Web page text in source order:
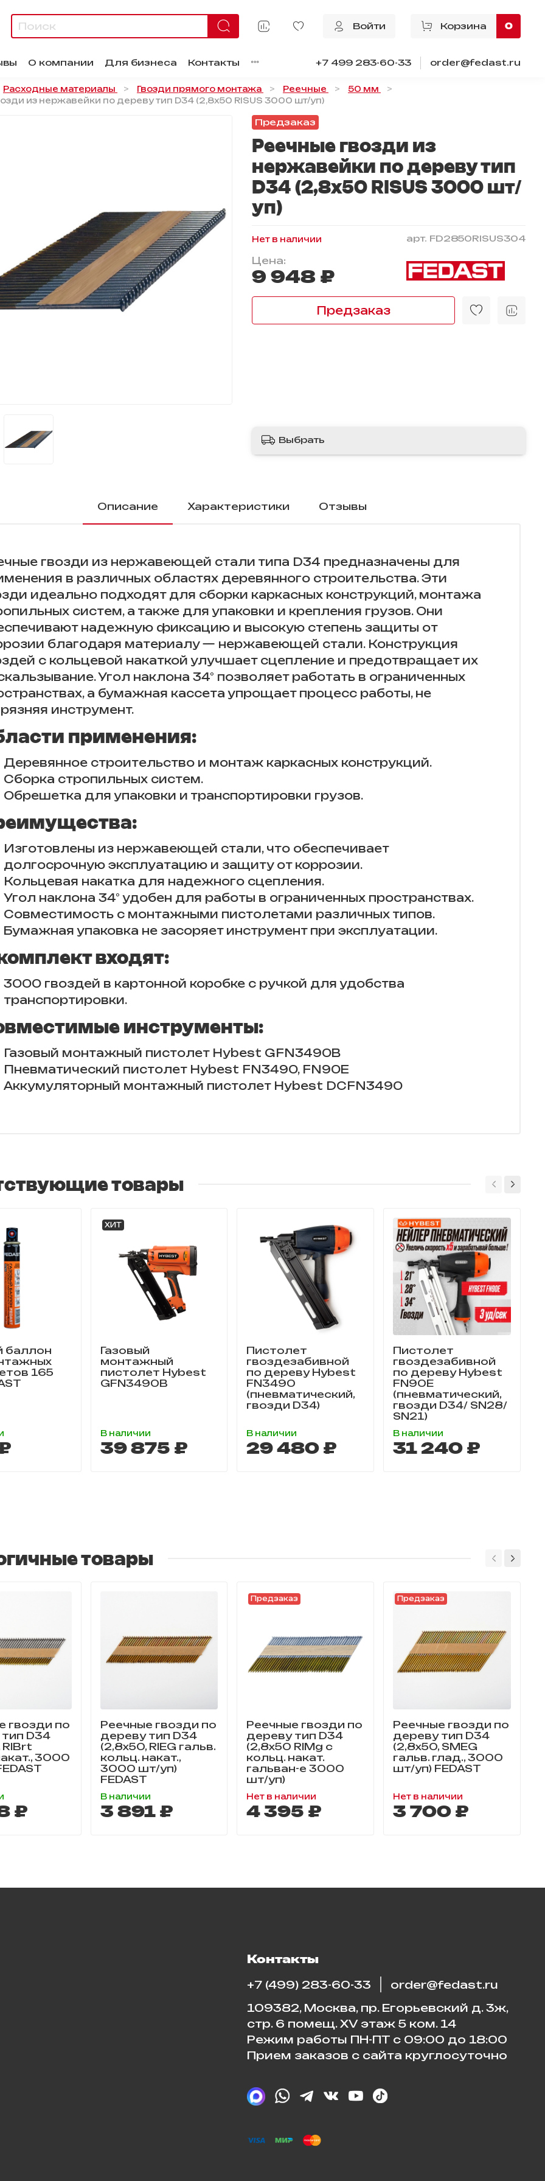
Войти Корзина 0
О компании Для бизнеса Контакты +7 499 283-60-33 order@fedast.ru
Расходные материалы Гвозди прямого монтажа Реечные
50 мм
из нержавейки по дереву тип D34 (2,8х50 RISUS 3000 шт/уп)
арт. FD2850RISUS304
Нет в наличии
Предзаказ
Реечные гвозди из
нержавейки по дереву тип
D34 (2,8х50 RISUS 3000 шт/
уп)
Цена:
9 948 ₽
Предзаказ
Выбрать
Описание Характеристики Отзывы
гвозди из нержавеющей стали типа D34 предназначены для
в различных областях деревянного строительства. Эти
идеально подходят для сборки каркасных конструкций, монтажа
систем, а также для упаковки и крепления грузов. Они
надежную фиксацию и высокую степень защиты от
благодаря материалу — нержавеющей стали. Конструкция
с кольцевой накаткой улучшает сцепление и предотвращает их
Угол наклона 34° позволяет работать в ограниченных
а бумажная кассета упрощает процесс работы, не
инструмент.
применения:
Деревянное строительство и монтаж каркасных конструкций.
Сборка стропильных систем.
Обрешетка для упаковки и транспортировки грузов.
Изготовлены из нержавеющей стали, что обеспечивает
долгосрочную эксплуатацию и защиту от коррозии.
Кольцевая накатка для надежного сцепления.
Угол наклона 34° удобен для работы в ограниченных пространствах.
Совместимость с монтажными пистолетами различных типов.
Бумажная упаковка не засоряет инструмент при эксплуатации.
входят:
3000 гвоздей в картонной коробке с ручкой для удобства
транспортировки.
инструменты:
Газовый монтажный пистолет Hybest GFN3490B
Пневматический пистолет Hybest FN3490, FN90E
Аккумуляторный монтажный пистолет Hybest DCFN3490
товары
баллон
165
ХИТ
Газовый
монтажный
пистолет Hybest
GFN3490B
В наличии
39 875 ₽
Пистолет
гвоздезабивной
по дереву Hybest
FN3490
(пневматический,
гвозди D34)
В наличии
29 480 ₽
Пистолет
гвоздезабивной
по дереву Hybest
FN90E
(пневматический,
гвозди D34/ SN28/
SN21)
В наличии
31 240 ₽
товары
гвозди по
D34
RIBrt
3000
₽
Реечные гвозди по
дереву тип D34
(2,8х50, RIEG гальв.
кольц. накат.,
3000 шт/уп)
FEDAST
В наличии
3 891 ₽
Предзаказ
Реечные гвозди по
дереву тип D34
(2,8х50 RIMg с
кольц. накат.
гальван-е 3000
шт/уп)
Нет в наличии
4 395 ₽
Предзаказ
Реечные гвозди по
дереву тип D34
(2,8х50, SMEG
гальв. глад., 3000
шт/уп) FEDAST
Нет в наличии
3 700 ₽
Контакты
+7 (499) 283-60-33
order@fedast.ru
109382, Москва, пр. Егорьевский д. 3ж,
стр. 6 помещ. XV этаж 5 ком. 14
Режим работы ПН-ПТ с 09:00 до 18:00
Прием заказов с сайта круглосуточно